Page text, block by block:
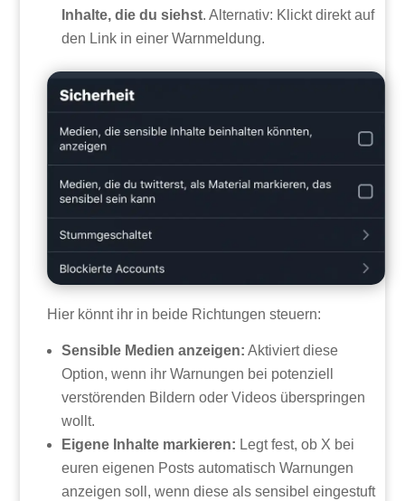
Inhalte, die du siehst. Alternativ: Klickt direkt auf
den Link in einer Warnmeldung.
Hier könnt ihr in beide Richtungen steuern:
Sensible Medien anzeigen: Aktiviert diese
Option, wenn ihr Warnungen bei potenziell
verstörenden Bildern oder Videos überspringen
wollt.
Eigene Inhalte markieren: Legt fest, ob X bei
euren eigenen Posts automatisch Warnungen
anzeigen soll, wenn diese als sensibel eingestuft